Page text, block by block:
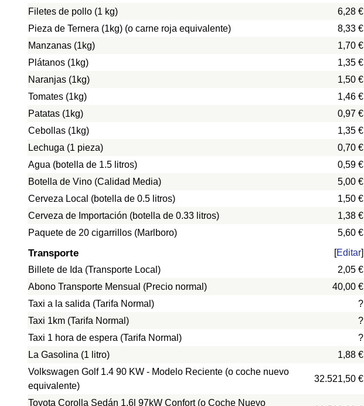
Filetes de pollo (1 kg) 6,28 €
Pieza de Ternera (1kg) (o carne roja equivalente) 8,33 €
Manzanas (1kg) 1,70 €
Plátanos (1kg) 1,35 €
Naranjas (1kg) 1,50 €
Tomates (1kg) 1,46 €
Patatas (1kg) 0,97 €
Cebollas (1kg) 1,35 €
Lechuga (1 pieza) 0,70 €
Agua (botella de 1.5 litros) 0,59 €
Botella de Vino (Calidad Media) 5,00 €
Cerveza Local (botella de 0.5 litros) 1,50 €
Cerveza de Importación (botella de 0.33 litros) 1,38 €
Paquete de 20 cigarrillos (Marlboro) 5,60 €
Transporte [Editar]
Billete de Ida (Transporte Local)
2,05 €
Abono Transporte Mensual (Precio normal) 40,00 €
Taxi a la salida (Tarifa Normal)
?
Taxi 1km (Tarifa Normal)
?
Taxi 1 hora de espera (Tarifa Normal)
?
La Gasolina (1 litro)
1,88 €
Volkswagen Golf 1.4 90 KW - Modelo Reciente (o coche nuevo
equivalente)
32.521,50 €
Toyota Corolla Sedán 1.6l 97kW Confort (o Coche Nuevo